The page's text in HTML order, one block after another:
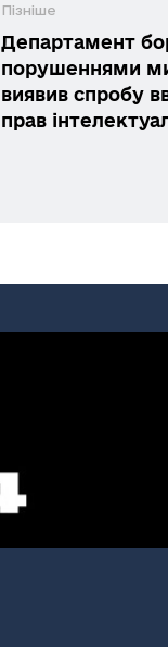
Пізніше
Департамент
порушеннями
виявив спробу
прав